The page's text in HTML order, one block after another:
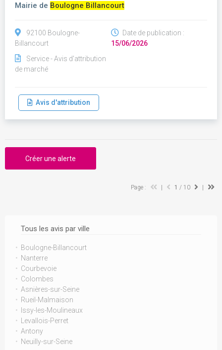
Tous les avis par ville
Boulogne-Billancourt
Nanterre
Courbevoie
Colombes
Asnières-sur-Seine
Rueil-Malmaison
Issy-les-Moulineaux
Levallois-Perret
Antony
Neuilly-sur-Seine
Mairie de Boulogne Billancourt
92100 Boulogne-
Billancourt
Service - Avis d'attribution
de marché
Date de publication :
15/06/2026
Avis d'attribution
Créer une alerte
Page : 1 / 10